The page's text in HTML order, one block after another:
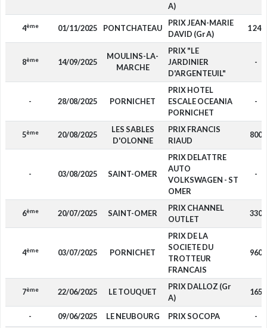
A)
4ème 01/11/2025 PONTCHATEAU
PRIX JEAN-MARIE
DAVID (Gr A)
1 240
8ème 14/09/2025
MOULINS-LA-
MARCHE
PRIX "LE
JARDINIER
D'ARGENTEUIL"
-
- 28/08/2025 PORNICHET
PRIX HOTEL
ESCALE OCEANIA
PORNICHET
-
5ème 20/08/2025
LES SABLES
D'OLONNE
PRIX FRANCIS
RIAUD
800
- 03/08/2025 SAINT-OMER
PRIX DELATTRE
AUTO
VOLKSWAGEN - ST
OMER
-
6ème 20/07/2025 SAINT-OMER
PRIX CHANNEL
OUTLET
330
4ème 03/07/2025 PORNICHET
PRIX DE LA
SOCIETE DU
TROTTEUR
FRANCAIS
960
7ème 22/06/2025 LE TOUQUET
PRIX DALLOZ (Gr
A)
165
- 09/06/2025 LE NEUBOURG PRIX SOCOPA -